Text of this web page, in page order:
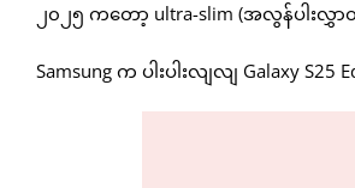
၂၀၂၅ ကတော့ ultra-slim (အလွန်ပါးလွှာ
Samsung က ပါးပါးလျလျ Galaxy